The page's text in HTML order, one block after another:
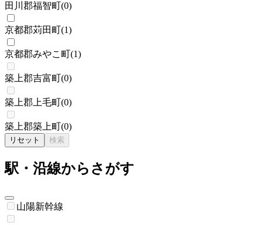
田川郡福智町(0)
京都郡苅田町(1)
京都郡みやこ町(1)
築上郡吉富町(0)
築上郡上毛町(0)
築上郡築上町(0)
リセット 検索
駅・沿線からさがす
山陽新幹線